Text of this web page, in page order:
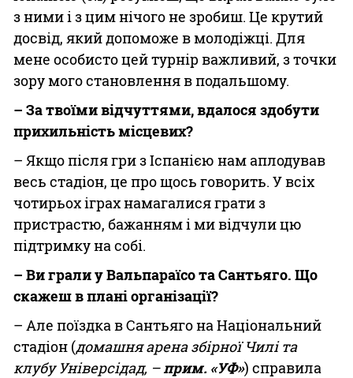
з ними і з цим нічого не зробиш. Це крутий
досвід, який допоможе в молодіжці. Для
мене особисто цей турнір важливий, з точки
зору мого становлення в подальшому.
– За твоїми відчуттями, вдалося здобути
прихильність місцевих?
– Якщо після гри з Іспанією нам аплодував
весь стадіон, це про щось говорить. У всіх
чотирьох іграх намагалися грати з
пристрастю, бажанням і ми відчули цю
підтримку на собі.
– Ви грали у Вальпараїсо та Сантьяго. Що
скажеш в плані організації?
– Але поїздка в Сантьяго на Національний
стадіон (домашня арена збірної Чилі та
клубу Універсідад, –прим. «УФ») справила